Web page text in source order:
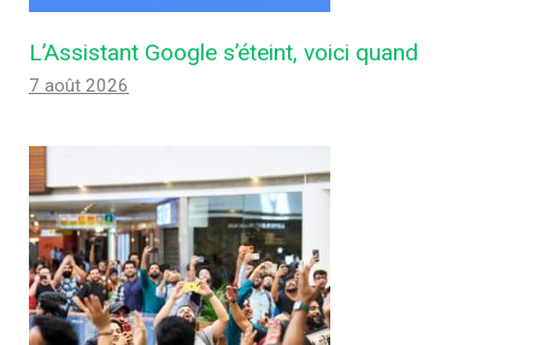
L’Assistant Google s’éteint, voici quand
7 août 2026